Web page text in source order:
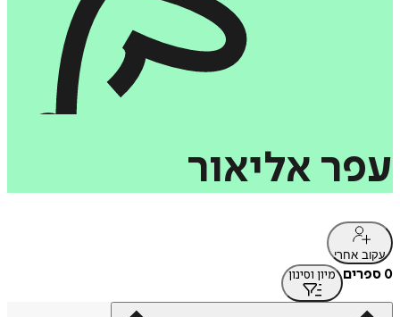
עפר אליאור
עקוב אחרי
0 ספרים מיון וסינון